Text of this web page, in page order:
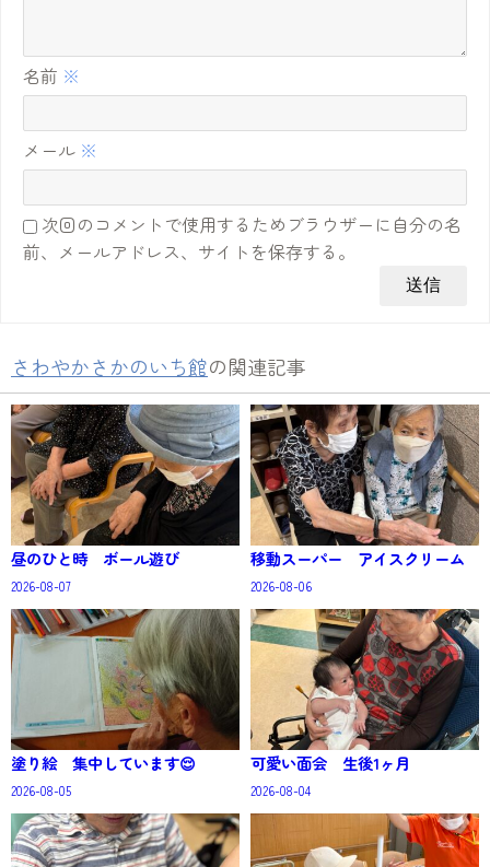
名前 ※
メール ※
次回のコメントで使用するためブラウザーに自分の名
前、メールアドレス、サイトを保存する。
さわやかさかのいち館の関連記事
昼のひと時 ボール遊び
2026-08-07
移動スーパー アイスクリーム
2026-08-06
塗り絵 集中しています😌
2026-08-05
可愛い面会 生後1ヶ月
2026-08-04